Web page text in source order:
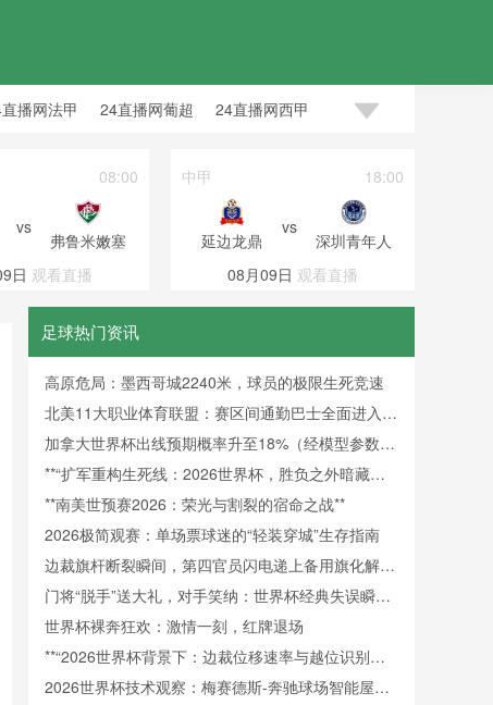
播网法甲 24直播网葡超 24直播网西甲
08:00
vs
弗鲁米嫩塞
日 观看直播
中甲 18:00
延边龙鼎
vs
深圳青年人
08月09日 观看直播
足球热门资讯
高原危局：墨西哥城2240米，球员的极限生死竞速
北美11大职业体育联盟：赛区间通勤巴士全面进入零
排放时代
加拿大世界杯出线预期概率升至18%（经模型参数修
正）
**“扩军重构生死线：2026世界杯，胜负之外暗藏新
法则”**
**南美世预赛2026：荣光与割裂的宿命之战**
2026极简观赛：单场票球迷的“轻装穿城”生存指南
边裁旗杆断裂瞬间，第四官员闪电递上备用旗化解赛
场意外
门将“脱手”送大礼，对手笑纳：世界杯经典失误瞬间
重现
世界杯裸奔狂欢：激情一刻，红牌退场
**“2026世界杯背景下：边裁位移速率与越位识别精
度的协同效应分析”**
2026世界杯技术观察：梅赛德斯-奔驰球场智能屋顶